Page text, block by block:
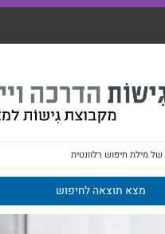
ומרצים
ד"ר צבי ברק
מכללת גישות
גישות כנסים
מקצועיים